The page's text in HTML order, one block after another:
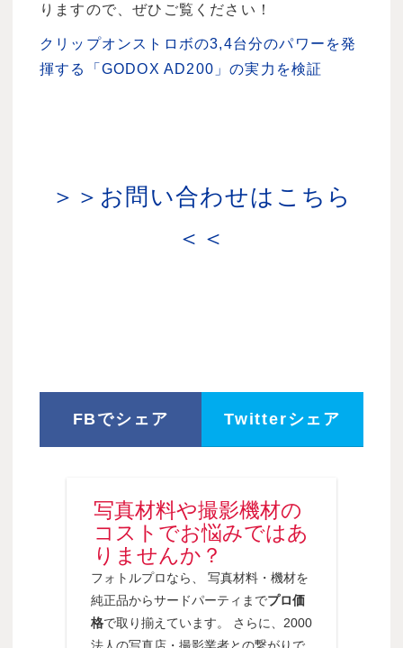
りますので、ぜひご覧ください！
クリップオンストロボの3,4台分のパワーを発
揮する「GODOX AD200」の実力を検証
＞＞お問い合わせはこちら
＜＜
FBでシェア Twitterシェア
写真材料や撮影機材の
コストでお悩みではあ
りませんか？
フォトルプロなら、 写真材料・機材を
純正品からサードパーティまでプロ価
格で取り揃えています。 さらに、2000